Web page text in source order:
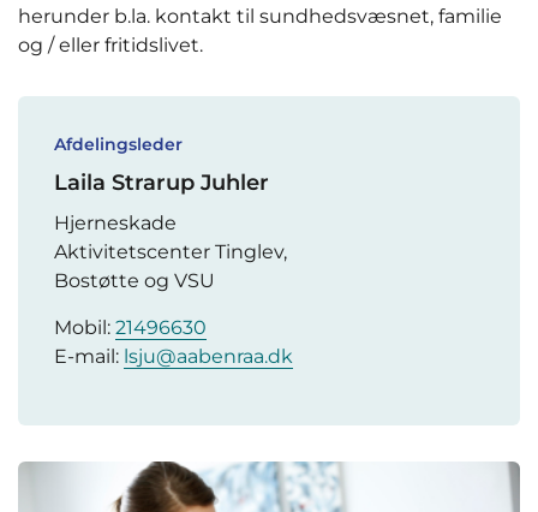
herunder b.la. kontakt til sundhedsvæsnet, familie
og / eller fritidslivet.
Afdelingsleder
Laila Strarup Juhler
Hjerneskade
Aktivitetscenter Tinglev,
Bostøtte og VSU
Mobil: 21496630
E-mail: lsju@aabenraa.dk